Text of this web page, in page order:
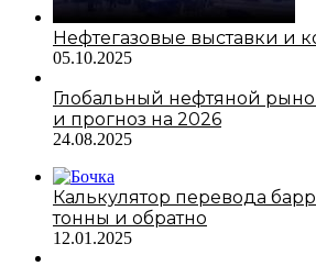
Нефтегазовые выставки и
05.10.2025
Глобальный нефтяной
и прогноз на 2026
24.08.2025
Калькулятор перевода
тонны и обратно
12.01.2025